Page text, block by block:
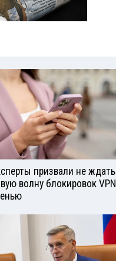
призвали не ждать
волну блокировок VPN